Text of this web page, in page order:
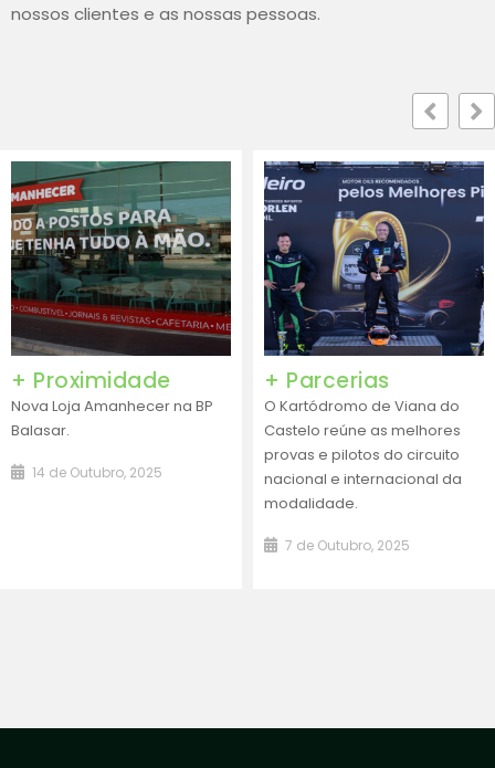
nossos clientes e as nossas pessoas.
Loja Amanhecer na BP
14 de Outubro, 2025
+ Parcerias
O Kartódromo de Viana do
Castelo reúne as melhores
provas e pilotos do circuito
nacional e internacional da
modalidade.
7 de Outubro, 2025